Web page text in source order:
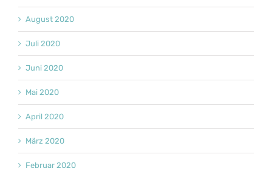
August 2020
Juli 2020
Juni 2020
Mai 2020
April 2020
März 2020
Februar 2020